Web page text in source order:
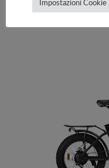
Impostazioni Cookie